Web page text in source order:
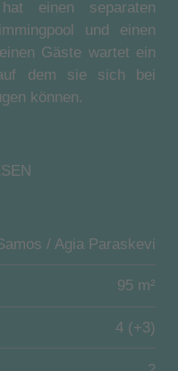
einen separaten
und einen
Gäste wartet ein
dem sie sich bei
können.
auf der Suche nach
die Gäste sehr zu
und Blumen, bietet
Küche, Ess-und
herrlichem Blick
/ Agia Paraskevi
95 m²
4 (+3)